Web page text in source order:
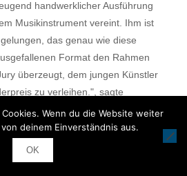
handwerklicher Ausführung
Musikinstrument vereint. Ihm ist
das genau wie diese
Format den Rahmen
überzeugt, dem jungen Künstler
zu verleihen.", sagte
Preisverleihung.
das Engagement und Können
und überreichte Frank
die Wettbewerbsteilnehmer eine
Wenn du die Website weiter
deinem Einverständnis aus.
OK